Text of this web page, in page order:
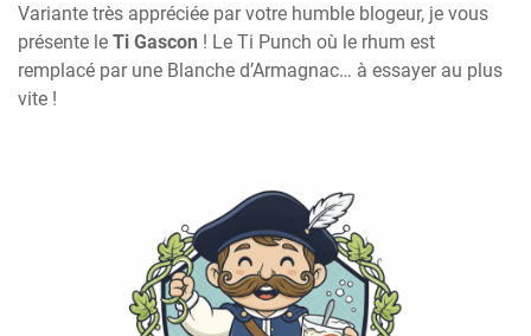
Variante très appréciée par votre humble blogeur, je vous
présente le Ti Gascon ! Le Ti Punch où le rhum est
remplacé par une Blanche d’Armagnac… à essayer au plus
vite !